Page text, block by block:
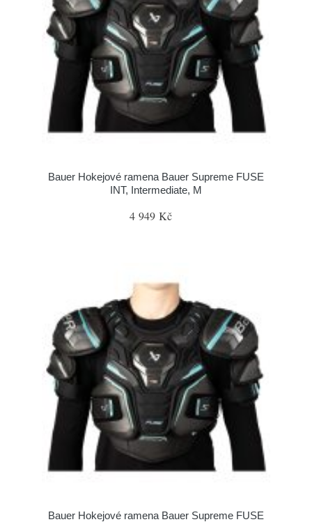
Bauer Hokejové ramena Bauer Supreme FUSE
INT, Intermediate, M
4 949 Kč
Bauer Hokejové ramena Bauer Supreme FUSE